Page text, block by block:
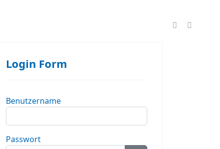
Login Form
Benutzername
Passwort